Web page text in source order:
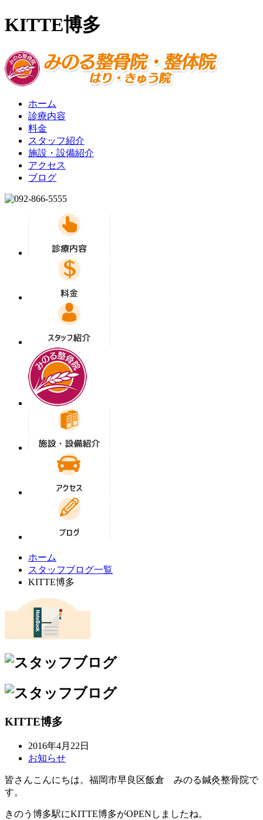
KITTE博多
ホーム
診療内容
料金
スタッフ紹介
施設・設備紹介
アクセス
ブログ
ホーム
スタッフブログ一覧
KITTE博多
KITTE博多
2016年4月22日
お知らせ
皆さんこんにちは。福岡市早良区飯倉 みのる鍼灸整骨院で
す。
きのう博多駅にKITTE博多がOPENしましたね。